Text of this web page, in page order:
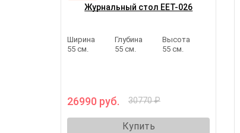
Журнальный стол EET-026
Ширина
55 см.
Глубина
55 см.
Высота
55 см.
26990 руб. 30770 ₽
Купить